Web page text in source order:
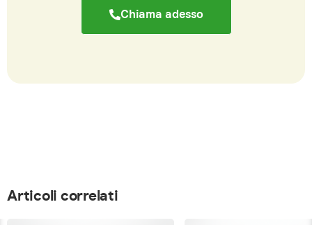
Chiama adesso
Articoli correlati